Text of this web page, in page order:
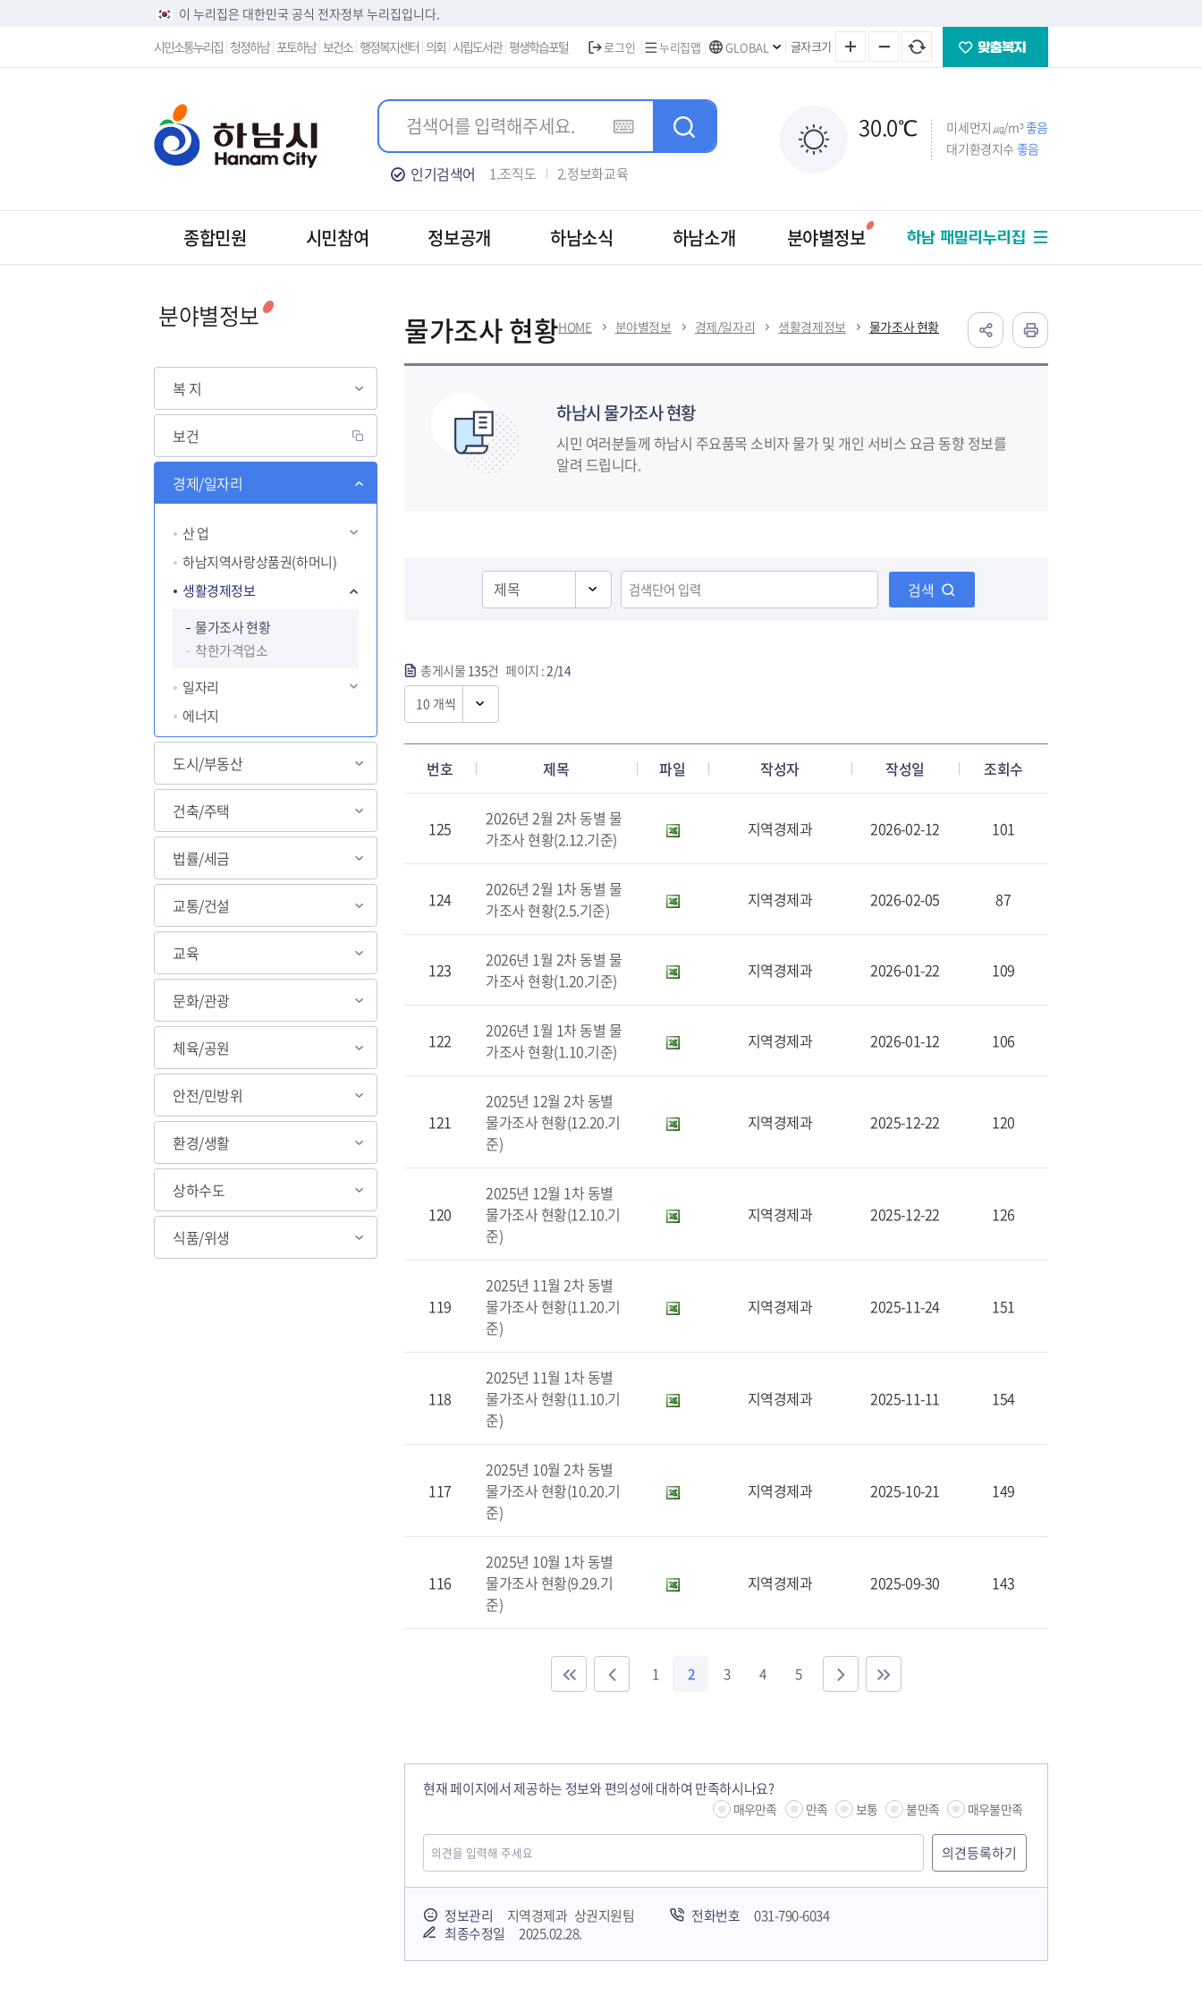
이 누리집은 대한민국 공식 전자정부 누리집입니다.
시민소통누리집 청정하남 포토하남 보건소 행정복지센터 의회 시립도서관 평생학습포털 로그인 누리집맵 GLOBAL 글자크기
인기검색어 1.조직도
2.정보화교육
5.하남신문고
30.0℃ 미세먼지㎍/m³좋음
대기환경지수 좋음
종합민원 시민참여 정보공개 하남소식 하남소개 분야별정보
도약하는 하남
복 지
하남 패밀리누리집
분야별정보
복 지
보건
경제/일자리
산 업
하남지역사랑상품권(하머니)
생활경제정보
물가조사 현황
착한가격업소
일자리
에너지
도시/부동산
건축/주택
법률/세금
교통/건설
교육
문화/관광
체육/공원
안전/민방위
환경/생활
상하수도
식품/위생
물가조사 현황HOME 분야별정보 경제/일자리 생활경제정보 물가조사 현황
하남시 물가조사 현황
시민 여러분들께 하남시 주요품목 소비자 물가 및 개인 서비스 요금 동향 정보를
알려 드립니다.
검색
총게시물 135건 페이지 :2/14
번호 제목 파일 작성자 작성일 조회수
125
2026년 2월 2차 동별 물
가조사 현황(2.12.기준)
지역경제과 2026-02-12 101
124
2026년 2월 1차 동별 물
가조사 현황(2.5.기준)
지역경제과 2026-02-05 87
123
2026년 1월 2차 동별 물
가조사 현황(1.20.기준)
지역경제과 2026-01-22 109
122
2026년 1월 1차 동별 물
가조사 현황(1.10.기준)
지역경제과 2026-01-12 106
121
2025년 12월 2차 동별
물가조사 현황(12.20.기
준)
지역경제과 2025-12-22 120
120
2025년 12월 1차 동별
물가조사 현황(12.10.기
준)
지역경제과 2025-12-22 126
119
2025년 11월 2차 동별
물가조사 현황(11.20.기
준)
지역경제과 2025-11-24 151
118
2025년 11월 1차 동별
물가조사 현황(11.10.기
준)
지역경제과 2025-11-11 154
117
2025년 10월 2차 동별
물가조사 현황(10.20.기
준)
지역경제과 2025-10-21 149
116
2025년 10월 1차 동별
물가조사 현황(9.29.기
준)
지역경제과 2025-09-30 143
1 2 3 4 5
현재 페이지에서 제공하는 정보와 편의성에 대하여 만족하시나요?
매우만족 만족 보통 불만족 매우불만족
정보관리 지역경제과 상권지원팀 전화번호
031-790-6034
최종수정일
2025.02.28.
하남시청소년상담복지센터